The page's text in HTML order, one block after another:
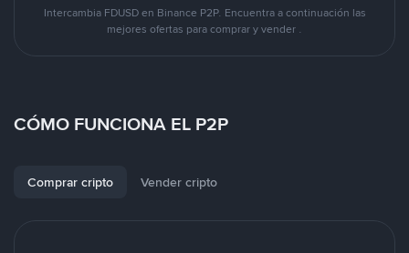
Intercambia FDUSD en Binance P2P. Encuentra a continuación las
mejores ofertas para comprar y vender .
CÓMO FUNCIONA EL P2P
Comprar cripto Vender cripto